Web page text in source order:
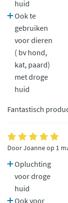
huid
Ook te
gebruiken
voor dieren
( bv hond,
kat, paard)
met droge
huid
Fantastisch
Door Joanne op 1
Opluchting
voor droge
huid
Ook voor